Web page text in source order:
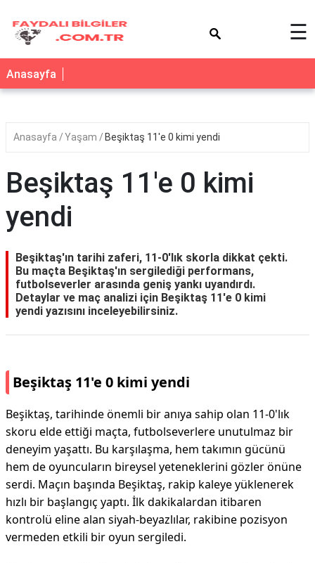
☰
Anasayfa
Anasayfa Yaşam Beşiktaş 11'e 0 kimi yendi
Beşiktaş 11'e 0 kimi
yendi
Beşiktaş'ın tarihi zaferi, 11-0'lık skorla dikkat çekti.
Bu maçta Beşiktaş'ın sergilediği performans,
futbolseverler arasında geniş yankı uyandırdı.
Detaylar ve maç analizi için Beşiktaş 11'e 0 kimi
yendi yazısını inceleyebilirsiniz.
Beşiktaş 11'e 0 kimi yendi
Beşiktaş, tarihinde önemli bir anıya sahip olan 11-0'lık
skoru elde ettiği maçta, futbolseverlere unutulmaz bir
deneyim yaşattı. Bu karşılaşma, hem takımın gücünü
hem de oyuncuların bireysel yeteneklerini gözler önüne
serdi. Maçın başında Beşiktaş, rakip kaleye yüklenerek
hızlı bir başlangıç yaptı. İlk dakikalardan itibaren
kontrolü eline alan siyah-beyazlılar, rakibine pozisyon
vermeden etkili bir oyun sergiledi.